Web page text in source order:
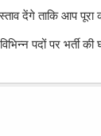
देंगे ताकि आप
पदों पर भर्ती की